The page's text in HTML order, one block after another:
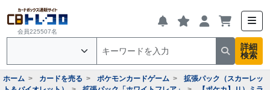
会員225507名
詳細
検索
ホーム カードを売る ポケモンカードゲーム
拡張パック（スカーレッ